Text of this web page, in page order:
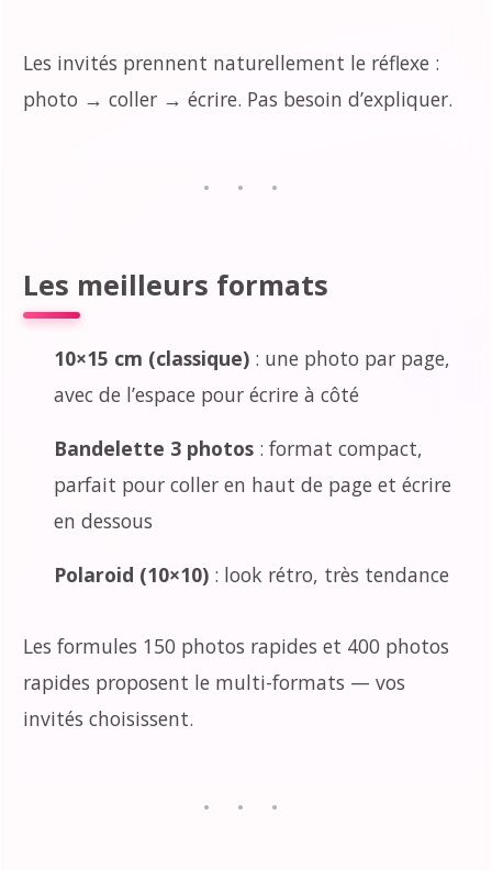
Les invités prennent naturellement le réflexe :
photo → coller → écrire. Pas besoin d’expliquer.
Les meilleurs formats
10×15 cm (classique) : une photo par page,
avec de l’espace pour écrire à côté
Bandelette 3 photos : format compact,
parfait pour coller en haut de page et écrire
en dessous
Polaroid (10×10) : look rétro, très tendance
Les formules 150 photos rapides et 400 photos
rapides proposent le multi-formats — vos
invités choisissent.